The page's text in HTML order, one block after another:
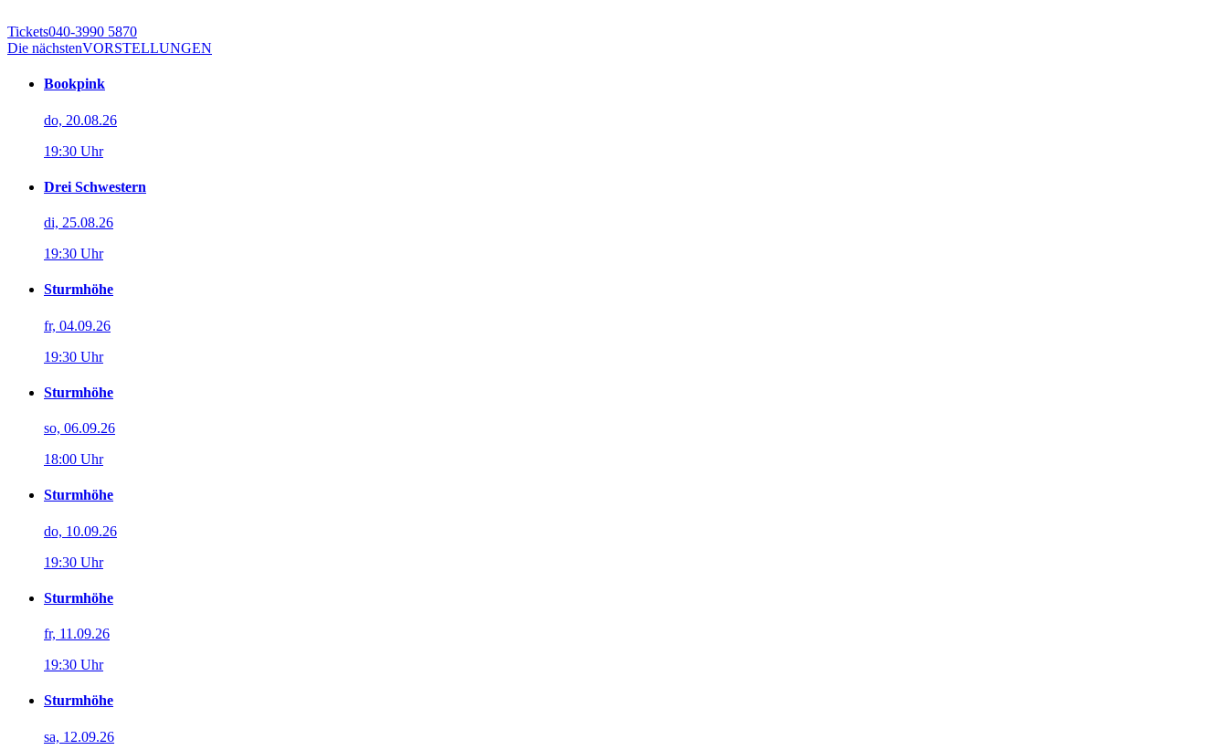
Tickets040-3990 5870
Die nächstenVORSTELLUNGEN
Bookpink
do, 20.08.26
19:30 Uhr
Drei Schwestern
di, 25.08.26
19:30 Uhr
Sturmhöhe
fr, 04.09.26
19:30 Uhr
Sturmhöhe
so, 06.09.26
18:00 Uhr
Sturmhöhe
do, 10.09.26
19:30 Uhr
Sturmhöhe
fr, 11.09.26
19:30 Uhr
Sturmhöhe
sa, 12.09.26